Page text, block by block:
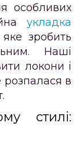
особливих
укладка
зробить
Наші
локони і
розпалася в
стилі: